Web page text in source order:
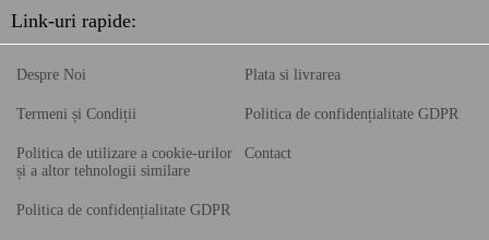
Link-uri rapide:
Despre Noi
Termeni și Condiții
Politica de utilizare a cookie-urilor
și a altor tehnologii similare
Politica de confidențialitate GDPR
Plata si livrarea
Politica de confidențialitate GDPR
Contact